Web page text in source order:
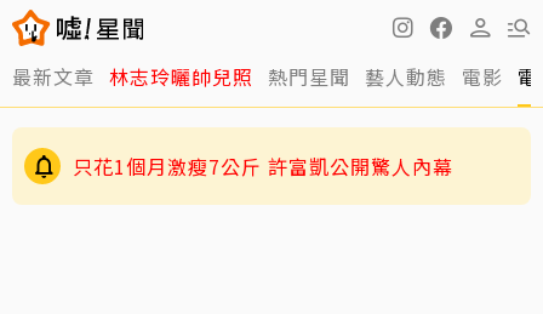
最新文章 林志玲曬帥兒照 熱門星聞 藝人動態 電影
只花1個月激瘦7公斤 許富凱公開驚人內幕